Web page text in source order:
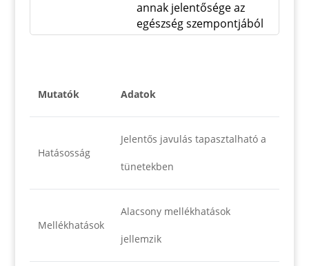
annak jelentősége az
egészség szempontjából
Mutatók Adatok
Hatásosság
Jelentős javulás tapasztalható a
tünetekben
Mellékhatások
Alacsony mellékhatások
jellemzik